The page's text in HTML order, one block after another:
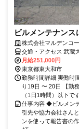
ビルメンテナン
株式会社マルデンコ
交通・アクセス 武蔵
月給251,000円
東京都東大和市
勤務時間詳細 実働時
り19日 〜 20日 【勤
（1日1時間）以下
仕事内容 ◆ビルメン
引先や協力会社さん
ンを使って報告書の